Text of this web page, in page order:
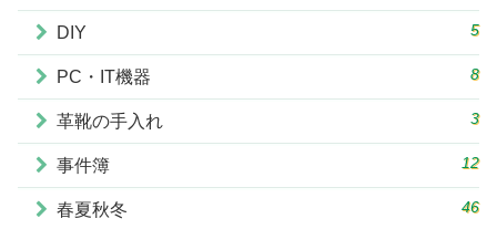
DIY 5
PC・IT機器 8
革靴の手入れ 3
事件簿 12
春夏秋冬 46